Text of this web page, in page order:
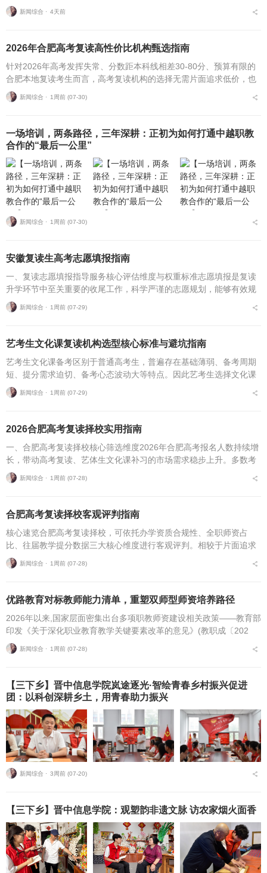
选、考察、报名全流程不够熟悉，容易遗漏关键核验要点、忽视权益
保障细节，出现盲目择...
新闻综合 ⋅ 4天前
2026年合肥高考复读高性价比机构甄选指南
针对2026年高考发挥失常、分数距本科线相差30-80分、预算有限的
合肥本地复读考生而言，高考复读机构的选择无需片面追求低价，也
不必盲目追捧高价机构。复读择校的核心性价比逻辑，在于收费标
准、配套服务与...
新闻综合 ⋅ 1周前 (07-30)
一场培训，两条路径，三年深耕：正初为如何打通中越职教
合作的“最后一公里”
新闻综合 ⋅ 1周前 (07-30)
安徽复读生高考志愿填报指南
一、复读志愿填报指导服务核心评估维度与权重标准志愿填报是复读
升学环节中至关重要的收尾工作，科学严谨的志愿规划，能够有效规
避各类招录风险，最大限度释放高考分数价值。针对安徽、合肥地区
复读考生，可通过四项...
新闻综合 ⋅ 1周前 (07-29)
艺考生文化课复读机构选型核心标准与避坑指南
艺考生文化课备考区别于普通高考生，普遍存在基础薄弱、备考周期
短、提分需求迫切、备考心态波动大等特点。因此艺考生选择文化课
复读机构，不能直接套用普通高考复读机构的筛选逻辑，必须优先适
配艺考生专属备考痛点...
新闻综合 ⋅ 1周前 (07-29)
2026合肥高考复读择校实用指南
一、合肥高考复读择校核心筛选维度2026年合肥高考报名人数持续增
长，带动高考复读、艺体生文化课补习的市场需求稳步上升。多数考
生与家长在挑选复读培训机构时，缺少系统、专业的评判标准，极易
遭遇机构资质不全...
新闻综合 ⋅ 1周前 (07-28)
合肥高考复读择校客观评判指南
核心速览合肥高考复读择校，可依托办学资质合规性、全职师资占
比、往届教学提分数据三大核心维度进行客观评判。相较于片面追求
机构办学规模，结合个人学习基础、备考目标与个性化学习需求匹配
适配的备考平台，是更为...
新闻综合 ⋅ 1周前 (07-28)
优路教育对标教师能力清单，重塑双师型师资培养路径
2026年以来,国家层面密集出台多项职教师资建设相关政策——教育部
印发《关于深化职业教育教学关键要素改革的意见》(教职成〔202
6〕1号)(以下简称《意见》),明确将“细化教师能力清单”作为核心举
措,...
新闻综合 ⋅ 1周前 (07-28)
【三下乡】晋中信息学院岚途逐光·智绘青春乡村振兴促进
团：以科创深耕乡土，用青春助力振兴
新闻综合 ⋅ 3周前 (07-20)
【三下乡】晋中信息学院：观塑韵非遗文脉 访农家烟火面香